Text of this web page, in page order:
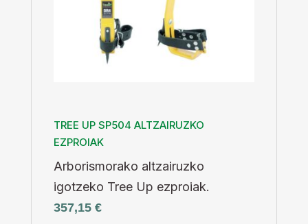
TREE UP SP504 ALTZAIRUZKO
EZPROIAK
Arborismorako altzairuzko
igotzeko Tree Up ezproiak.
357,15 €